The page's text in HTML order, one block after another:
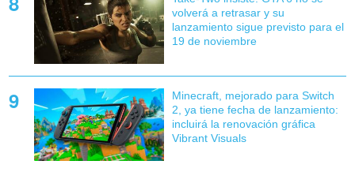
volverá a retrasar y su
lanzamiento sigue previsto para el
19 de noviembre
Minecraft, mejorado para Switch
2, ya tiene fecha de lanzamiento:
incluirá la renovación gráfica
Vibrant Visuals